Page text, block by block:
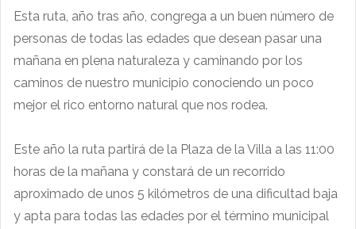
Esta ruta, año tras año, congrega a un buen número de
personas de todas las edades que desean pasar una
mañana en plena naturaleza y caminando por los
caminos de nuestro municipio conociendo un poco
mejor el rico entorno natural que nos rodea.
Este año la ruta partirá de la Plaza de la Villa a las 11:00
horas de la mañana y constará de un recorrido
aproximado de unos 5 kilómetros de una dificultad baja
y apta para todas las edades por el término municipal